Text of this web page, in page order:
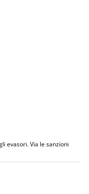
evasori. Via le sanzioni